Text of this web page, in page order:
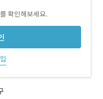
확인해보세요.